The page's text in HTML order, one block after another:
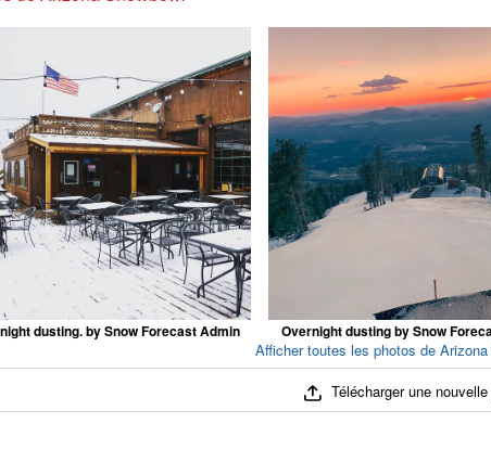
dusting. by Snow Forecast Admin Overnight dusting by Snow
Afficher toutes les photos de Arizona
Télécharger une